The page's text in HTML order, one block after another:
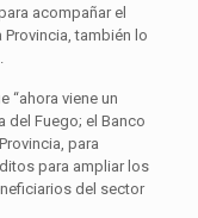
acompañar el
también lo
“ahora viene un
del Fuego; el Banco
para
para ampliar los
del sector